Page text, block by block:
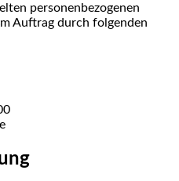
personenbezogenen
Auftrag durch folgenden